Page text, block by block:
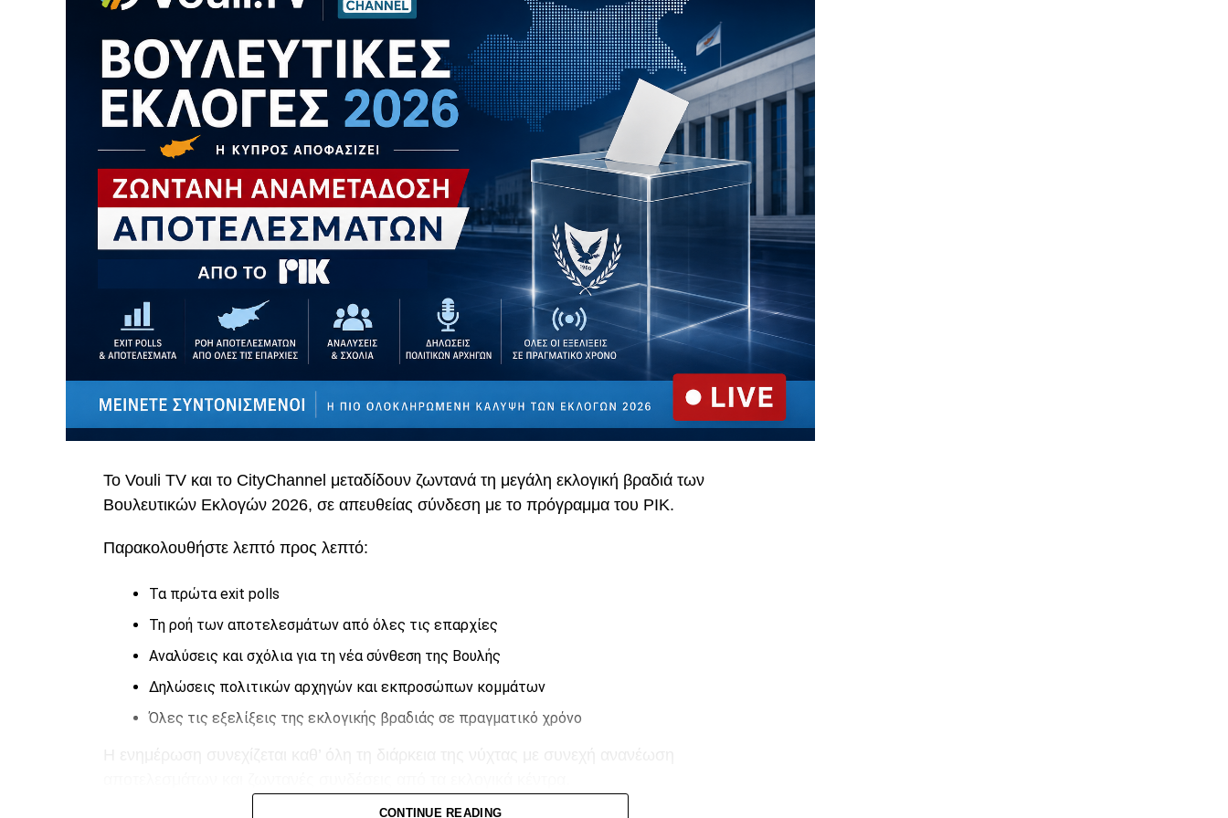
Το Vouli TV και το CityChannel μεταδίδουν ζωντανά τη μεγάλη εκλογική βραδιά των
Βουλευτικών Εκλογών 2026, σε απευθείας σύνδεση με το πρόγραμμα του ΡΙΚ.
Παρακολουθήστε λεπτό προς λεπτό:
Τα πρώτα exit polls
Τη ροή των αποτελεσμάτων από όλες τις επαρχίες
Αναλύσεις και σχόλια για τη νέα σύνθεση της Βουλής
Δηλώσεις πολιτικών αρχηγών και εκπροσώπων κομμάτων
Όλες τις εξελίξεις της εκλογικής βραδιάς σε πραγματικό χρόνο
CONTINUE READING